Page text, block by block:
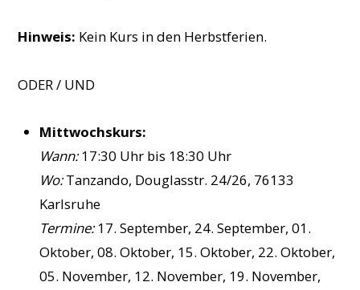
Hinweis: Kein Kurs in den Herbstferien.
ODER / UND
Mittwochskurs:
Wann:17:30 Uhr bis 18:30 Uhr
Wo:Tanzando, Douglasstr. 24/26, 76133
Karlsruhe
Termine:17. September, 24. September, 01.
Oktober, 08. Oktober, 15. Oktober, 22. Oktober,
05. November, 12. November, 19. November,